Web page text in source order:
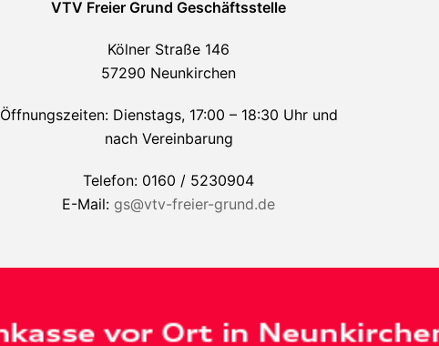
VTV Freier Grund Geschäftsstelle
Kölner Straße 146
57290 Neunkirchen
Öffnungszeiten: Dienstags, 17:00 – 18:30 Uhr und
nach Vereinbarung
Telefon: 0160 / 5230904
E-Mail: gs@vtv-freier-grund.de